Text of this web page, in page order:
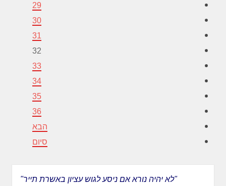
29
30
31
32
33
34
35
36
הבא
סיום
"לא יהיה נורא אם ניסע לגוש עציון באשרת תייר"